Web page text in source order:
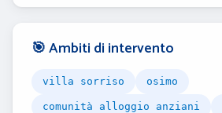
🎯 Ambiti di intervento
villa sorriso osimo
comunità alloggio anziani